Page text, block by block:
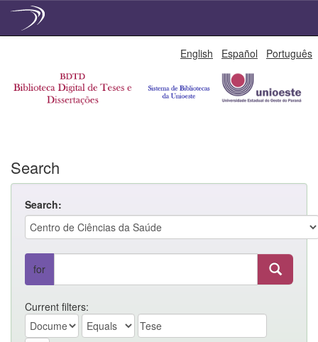
English Español Português
Search
Search:
for
Current filters: